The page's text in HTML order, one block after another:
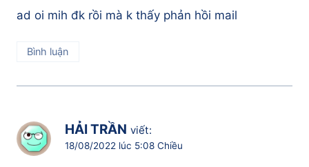
ad oi mih đk rồi mà k thấy phản hồi mail
Bình luận
HẢI TRẦN viết:
18/08/2022 lúc 5:08 Chiều